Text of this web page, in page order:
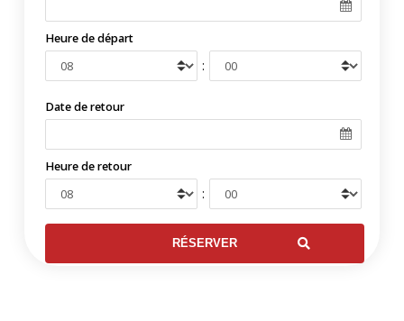
Heure de départ
:
Date de retour
Heure de retour
: